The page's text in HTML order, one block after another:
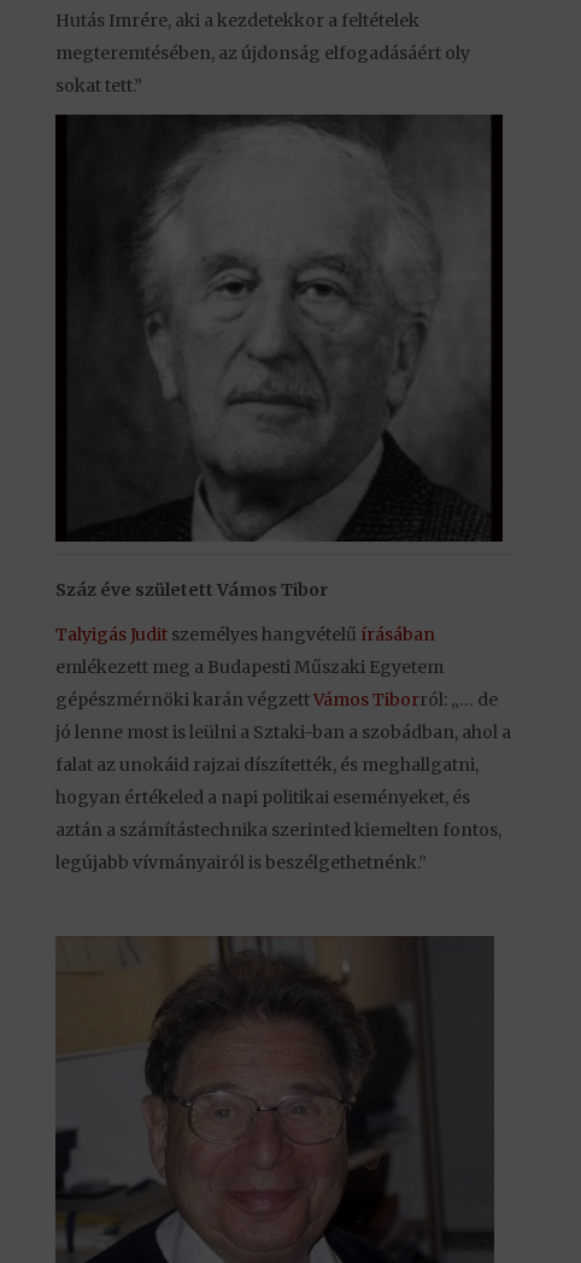
Hutás Imrére, aki a kezdetekkor a feltételek
megteremtésében, az újdonság elfogadásáért oly
sokat tett.”
Száz éve született Vámos Tibor
Talyigás Judit személyes hangvételű írásában
emlékezett meg a Budapesti Műszaki Egyetem
gépészmérnöki karán végzettVámos Tiborról: „… de
jó lenne most is leülni a Sztaki-ban a szobádban, ahol a
falat az unokáid rajzai díszítették, és meghallgatni,
hogyan értékeled a napi politikai eseményeket, és
aztán a számítástechnika szerinted kiemelten fontos,
legújabb vívmányairól is beszélgethetnénk.”